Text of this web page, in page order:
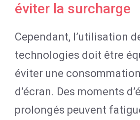
éviter la surcharge
Cependant, l’utilisation
technologies doit être
éviter une
d’écran. Des moments
prolongés peuvent